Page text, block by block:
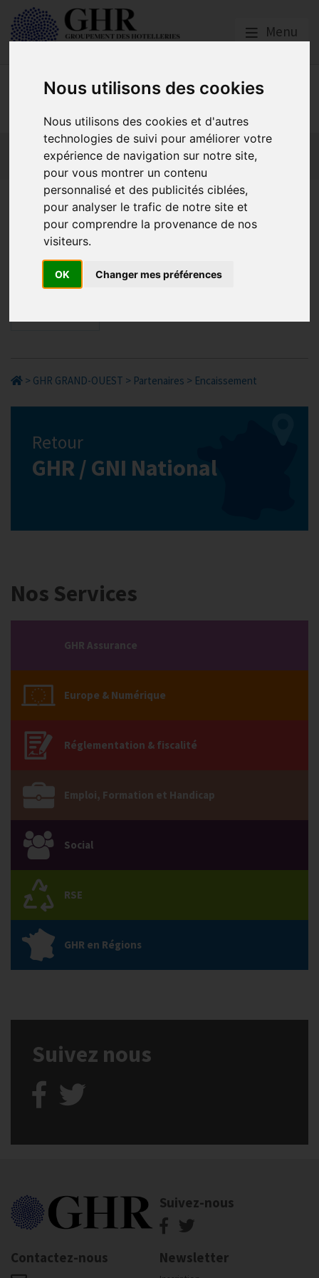
Nous utilisons des cookies
Nous utilisons des cookies et d'autres
technologies de suivi pour améliorer votre
expérience de navigation sur notre site,
pour vous montrer un contenu
personnalisé et des publicités ciblées,
pour analyser le trafic de notre site et
pour comprendre la provenance de nos
visiteurs.
OK Changer mes préférences
Menu
GHR GRAND-OUEST
Actualités Qui sommes nous ?
Formations
GHR National
Partenaires
Encaissement
Caisse enregistreuse et
> GHR GRAND-OUEST > Partenaires > Encaissement
Retour
GHR / GNI National
Nos Services
GHR Assurance
Europe & Numérique
Réglementation & fiscalité
Emploi, Formation et Handicap
Social
RSE
GHR en Régions
Suivez nous
Suivez-nous
Contactez-nous Newsletter